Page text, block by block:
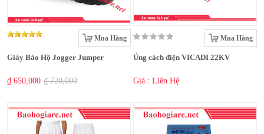
Mua Hàng
Giày Bảo Hộ Jogger Jumper
₫ 650,000 ₫ 720,000
Mua Hàng
Ủng cách điện VICADI 22KV
Giá : Liên Hệ